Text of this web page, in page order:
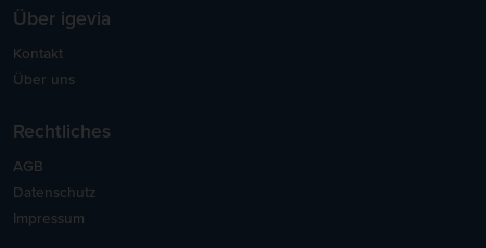
Über igevia
Kontakt
Über uns
Rechtliches
AGB
Datenschutz
Impressum